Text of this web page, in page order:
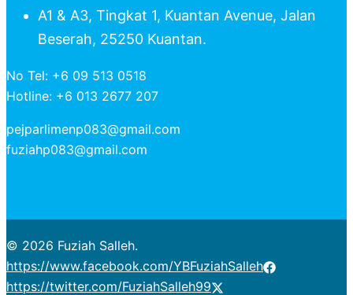
A1 & A3, Tingkat 1, Kuantan Avenue, Jalan
Beserah, 25250 Kuantan.
No Tel: +6 09 513 0518
Hotline: +6 013 2677 207
pejparlimenp083@gmail.com
fuziahp083@gmail.com
© 2026 Fuziah Salleh.
https://www.facebook.com/YBFuziahSalleh
https://twitter.com/FuziahSalleh99